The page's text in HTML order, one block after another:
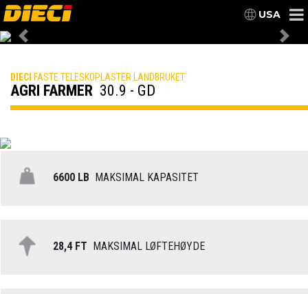
USA
Previous
DIECI FASTE TELESKOPLASTER LANDBRUKET
AGRI FARMER 30.9 - GD
6600 LB MAKSIMAL KAPASITET
28,4 FT MAKSIMAL LØFTEHØYDE